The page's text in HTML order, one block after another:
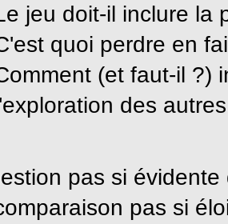
jeu doit-il inclure la
quoi perdre en
(et faut-il ?)
des
pas si
pas si